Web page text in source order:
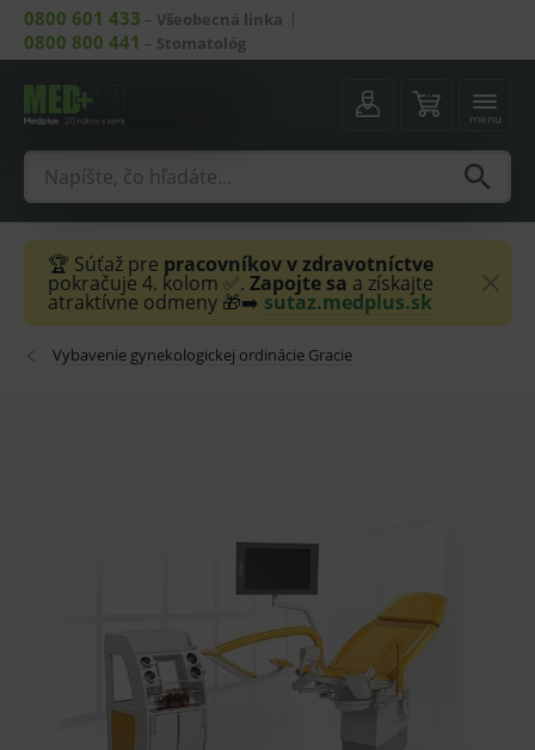
0800 601 433 – Všeobecná linka
0800 800 441 – Stomatológ
menu
🏆 Súťaž pre pracovníkov v zdravotníctve
pokračuje 4. kolom ✅. Zapojte sa a získajte
atraktívne odmeny 🎁➡️ sutaz.medplus.sk
Vybavenie gynekologickej ordinácie Gracie